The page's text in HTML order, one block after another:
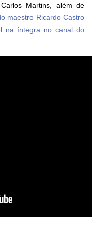
Martins, além de
maestro Ricardo Castro
na íntegra no canal do